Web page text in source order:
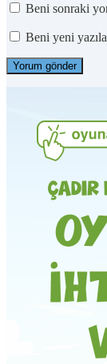
Beni sonraki
Beni yeni